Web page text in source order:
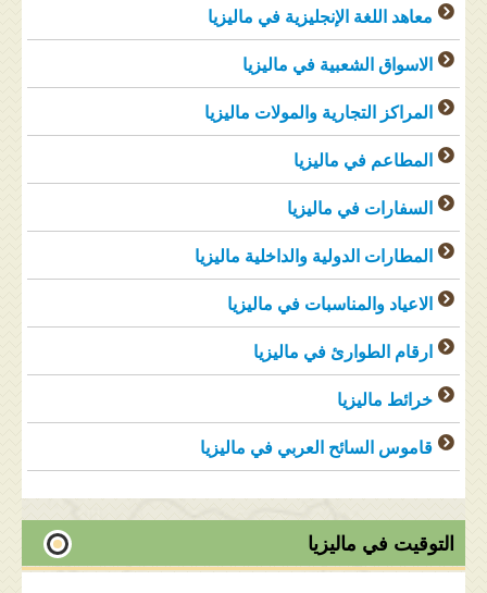
معاهد اللغة الإنجليزية في ماليزيا
الاسواق الشعبية في ماليزيا
المراكز التجارية والمولات ماليزيا
المطاعم في ماليزيا
السفارات في ماليزيا
المطارات الدولية والداخلية ماليزيا
الاعياد والمناسبات في ماليزيا
ارقام الطوارئ في ماليزيا
خرائط ماليزيا
قاموس السائح العربي في ماليزيا
التوقيت في ماليزيا